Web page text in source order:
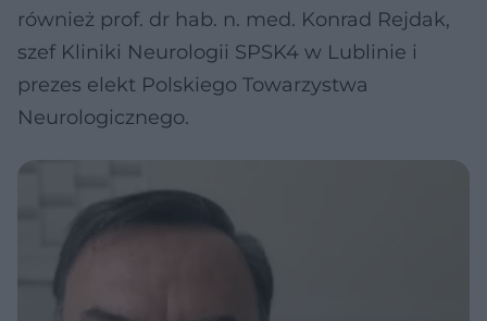
również prof. dr hab. n. med. Konrad Rejdak,
szef Kliniki Neurologii SPSK4 w Lublinie i
prezes elekt Polskiego Towarzystwa
Neurologicznego.